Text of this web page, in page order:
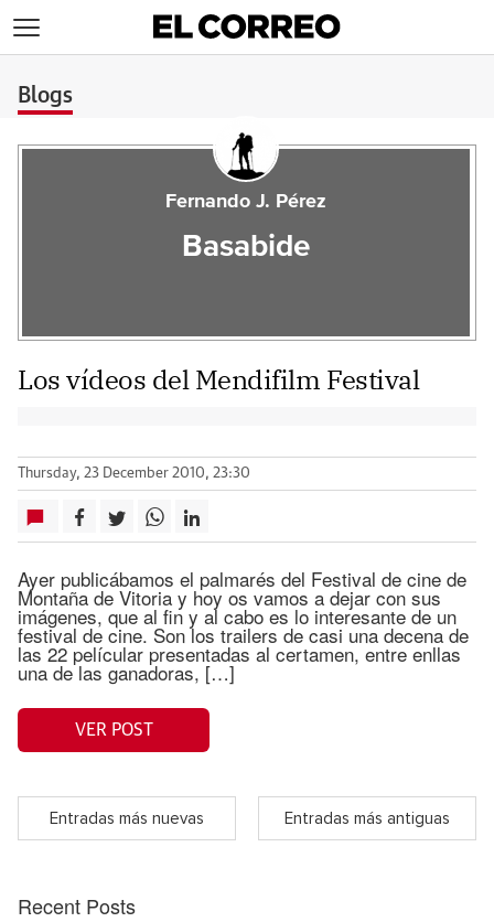
Blogs
Fernando J. Pérez
Basabide
Los vídeos del Mendifilm Festival
Thursday, 23 December 2010, 23:30
Ayer publicábamos el palmarés del Festival de cine de
Montaña de Vitoria y hoy os vamos a dejar con sus
imágenes, que al fin y al cabo es lo interesante de un
festival de cine. Son los trailers de casi una decena de
las 22 películar presentadas al certamen, entre enllas
una de las ganadoras, […]
VER POST
Entradas más nuevas Entradas más antiguas
Recent Posts